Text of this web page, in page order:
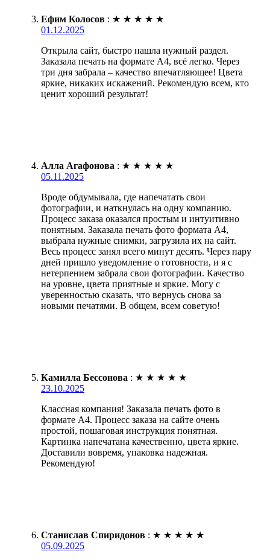
Ефим Колосов : ★ ★ ★ ★ ★
01.12.2025
Открыла сайт, быстро нашла нужный раздел.
Заказала печать на формате А4, всё легко. Через
три дня забрала – качество впечатляющее! Цвета
яркие, никаких искажений. Рекомендую всем, кто
ценит хороший результат!
Алла Агафонова : ★ ★ ★ ★ ★
05.11.2025
Вроде обдумывала, где напечатать свои
фотографии, и наткнулась на одну компанию.
Процесс заказа оказался простым и интуитивно
понятным. Заказала печать фото формата А4,
выбрала нужные снимки, загрузила их на сайт.
Весь процесс занял всего минут десять. Через пару
дней пришло уведомление о готовности, и я с
нетерпением забрала свои фотографии. Качество
на уровне, цвета приятные и яркие. Могу с
уверенностью сказать, что вернусь снова за
новыми печатями. В общем, всем советую!
Камилла Бессонова : ★ ★ ★ ★ ★
23.10.2025
Классная компания! Заказала печать фото в
формате А4. Процесс заказа на сайте очень
простой, пошаговая инструкция понятная.
Картинка напечатана качественно, цвета яркие.
Доставили вовремя, упаковка надежная.
Рекомендую!
Станислав Спиридонов : ★ ★ ★ ★ ★
05.09.2025